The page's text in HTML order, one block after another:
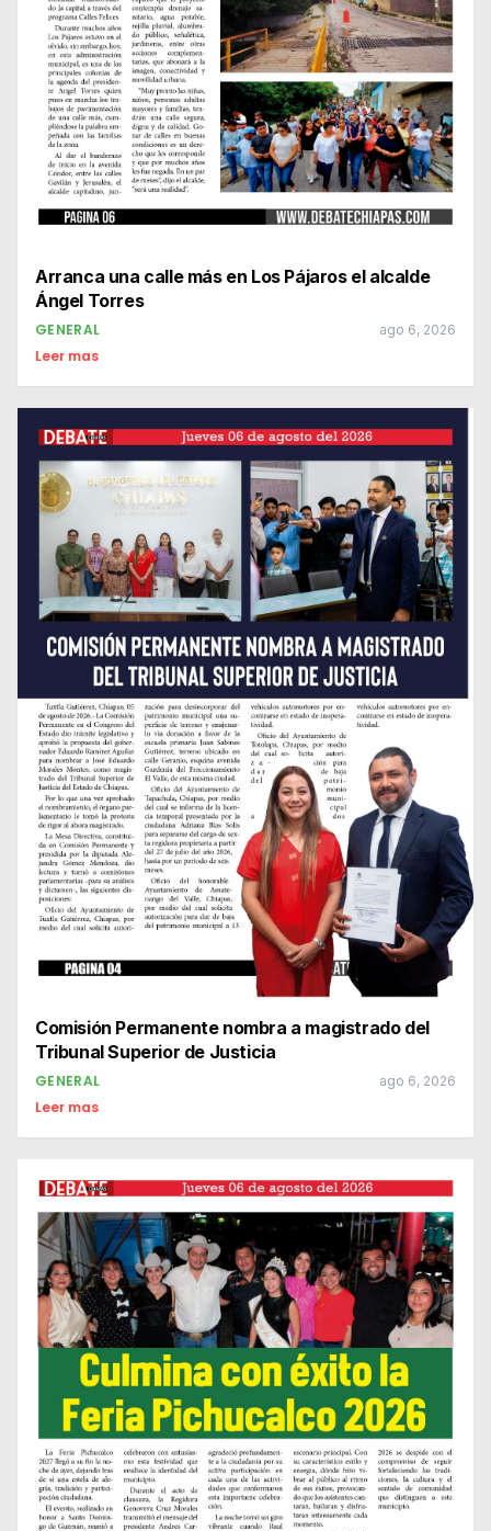
Arranca una calle más en Los Pájaros el alcalde
Ángel Torres
GENERAL ago 6, 2026
Leer mas
Comisión Permanente nombra a magistrado del
Tribunal Superior de Justicia
GENERAL ago 6, 2026
Leer mas